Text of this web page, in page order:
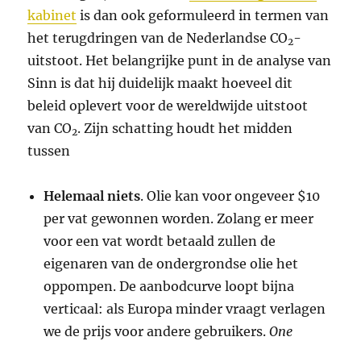
kabinet is dan ook geformuleerd in termen van
het terugdringen van de Nederlandse CO2-
uitstoot. Het belangrijke punt in de analyse van
Sinn is dat hij duidelijk maakt hoeveel dit
beleid oplevert voor de wereldwijde uitstoot
van CO2. Zijn schatting houdt het midden
tussen
Helemaal niets. Olie kan voor ongeveer $10
per vat gewonnen worden. Zolang er meer
voor een vat wordt betaald zullen de
eigenaren van de ondergrondse olie het
oppompen. De aanbodcurve loopt bijna
verticaal: als Europa minder vraagt verlagen
we de prijs voor andere gebruikers.One